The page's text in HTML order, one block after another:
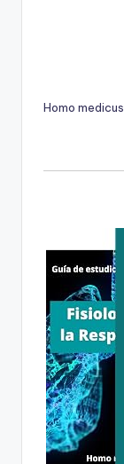
Homo medicus